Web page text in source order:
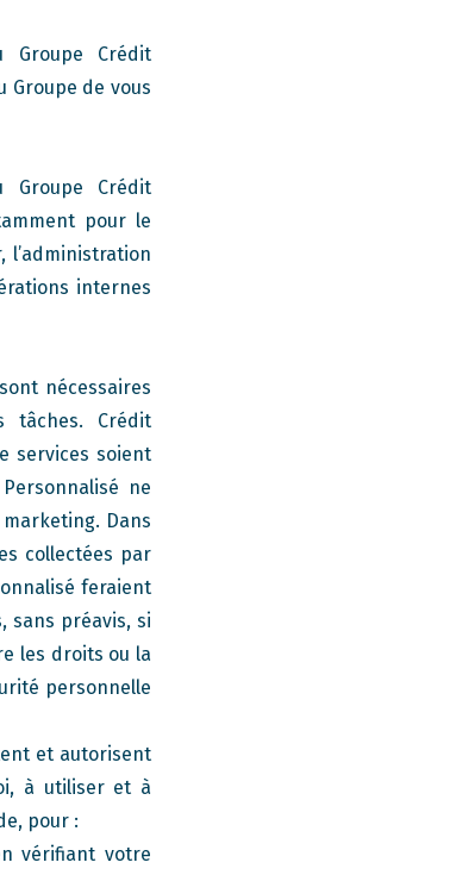
Groupe Crédit
Groupe de vous
Groupe Crédit
pour le
internes
nécessaires
tâches. Crédit
services soient
ne
Dans
collectées par
feraient
sans préavis, si
les droits ou la
personnelle
et autorisent
à utiliser et à
pour :
vérifiant votre